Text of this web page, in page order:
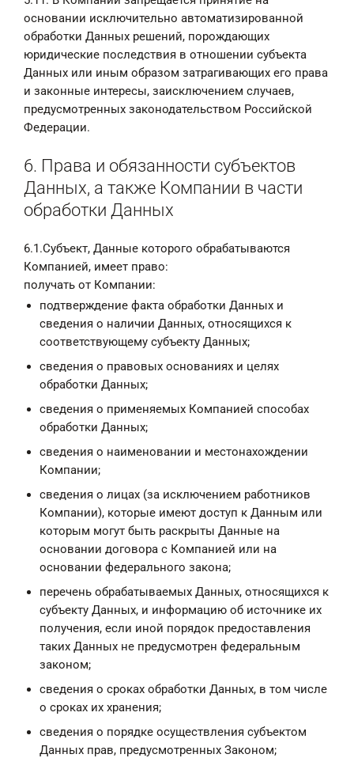
основании исключительно автоматизированной
обработки Данных решений, порождающих
юридические последствия в отношении субъекта
Данных или иным образом затрагивающих его права
и законные интересы, заисключением случаев,
предусмотренных законодательством Российской
Федерации.
6. Права и обязанности субъектов
Данных, а также Компании в части
обработки Данных
6.1.Субъект, Данные которого обрабатываются
Компанией, имеет право:
получать от Компании:
подтверждение факта обработки Данных и
сведения о наличии Данных, относящихся к
соответствующему субъекту Данных;
сведения о правовых основаниях и целях
обработки Данных;
сведения о применяемых Компанией способах
обработки Данных;
сведения о наименовании и местонахождении
Компании;
сведения о лицах (за исключением работников
Компании), которые имеют доступ к Данным или
которым могут быть раскрыты Данные на
основании договора с Компанией или на
основании федерального закона;
перечень обрабатываемых Данных, относящихся к
субъекту Данных, и информацию об источнике их
получения, если иной порядок предоставления
таких Данных не предусмотрен федеральным
законом;
сведения о сроках обработки Данных, в том числе
о сроках их хранения;
сведения о порядке осуществления субъектом
Данных прав, предусмотренных Законом;